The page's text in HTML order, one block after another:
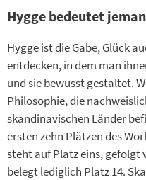
Hygge bedeutet
Hygge ist die Gabe, Glück
entdecken, in dem man
und sie bewusst gestaltet.
Philosophie, die
skandinavischen Länder
ersten zehn Plätzen des
steht auf Platz eins, gefolgt
belegt lediglich Platz 14.